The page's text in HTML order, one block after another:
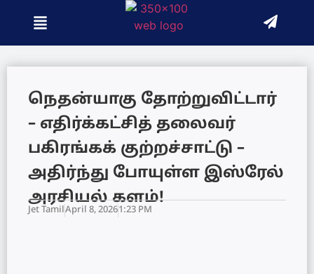
நெதன்யாகு தோற்றுவிட்டார்
– எதிர்க்கட்சித் தலைவர்
பகிரங்கக் குற்றச்சாட்டு –
அதிர்ந்து போயுள்ள இஸ்ரேல்
அரசியல் களம்!
Jet TamilApril 8, 20261:23 PM